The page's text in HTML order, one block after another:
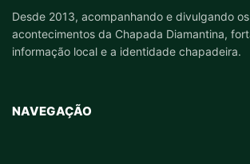
Desde 2013, acompanhando e divulgando
acontecimentos da Chapada Diamantina,
informação local e a identidade chapadeira.
NAVEGAÇÃO